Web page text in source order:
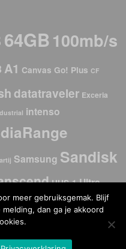
64GB100mb/s
A1 Canvas Go! Plus CF
datatraveler Exceria
intenso
Samsung Sandisk
UHS-1 Ultra
3.1 USB 3.2USB
meer gebruiksgemak. Blijf
dan ga je akkoord